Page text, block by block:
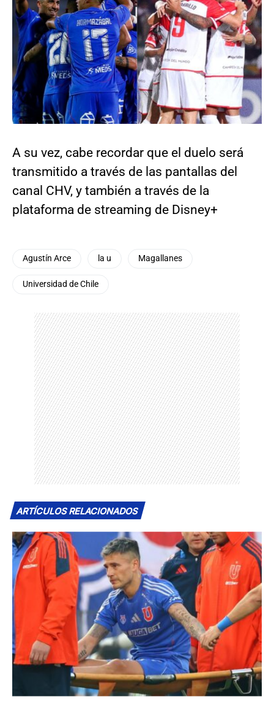
A su vez, cabe recordar que el duelo será
transmitido a través de las pantallas del
canal CHV, y también a través de la
plataforma de streaming de Disney+
Agustín Arce la u Magallanes
Universidad de Chile
ARTÍCULOS RELACIONADOS